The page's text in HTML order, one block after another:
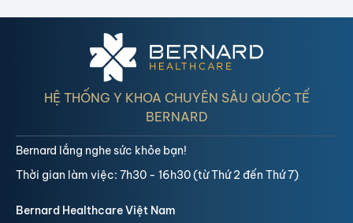
HỆ THỐNG Y KHOA CHUYÊN SÂU QUỐC TẾ
BERNARD
Bernard Healthcare Việt Nam
Bernard lắng nghe sức khỏe bạn!
Thời gian làm việc: 7h30 - 16h30 (từ Thứ 2 đến Thứ 7)